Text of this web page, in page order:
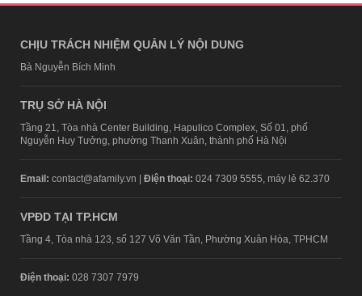
CHỊU TRÁCH NHIỆM QUẢN LÝ NỘI DUNG
Bà Nguyễn Bích Minh
TRỤ SỞ HÀ NỘI
Tầng 21, Tòa nhà Center Building, Hapulico Complex, Số 01, phố
Nguyễn Huy Tưởng, phường Thanh Xuân, thành phố Hà Nội
Email: contact@afamily.vn | Điện thoại: 024 7309 5555, máy lẻ 62.370
VPĐD TẠI TP.HCM
Tầng 4, Tòa nhà 123, số 127 Võ Văn Tần, Phường Xuân Hòa, TPHCM
Điện thoại: 028 7307 7979